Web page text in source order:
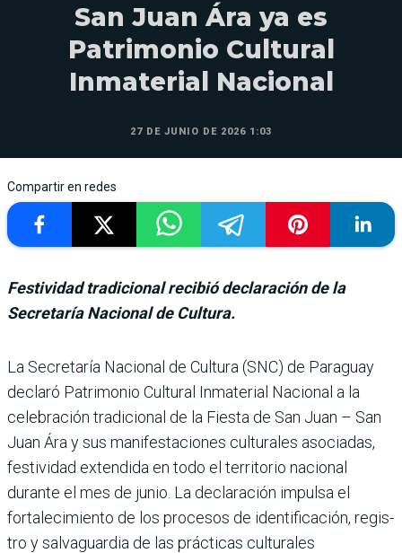
San Juan Ára ya es
Patrimonio Cultural
Inmaterial Nacional
27 DE JUNIO DE 2026 1:03
Compartir en redes
Festividad tradicional recibió declaración de la
Secretaría Nacional de Cultura.
La Secretaría Nacio­nal de Cultura (SNC) de Paraguay
declaró Patrimonio Cultural Inma­terial Nacional a la
celebra­ción tradicional de la Fiesta de San Juan – San
Juan Ára y sus manifestaciones cultu­rales asociadas,
festividad extendida en todo el territo­rio nacional
durante el mes de junio. La declaración impulsa el
fortalecimiento de los pro­cesos de identificación, regis­
tro y salvaguardia de las prác­ticas culturales